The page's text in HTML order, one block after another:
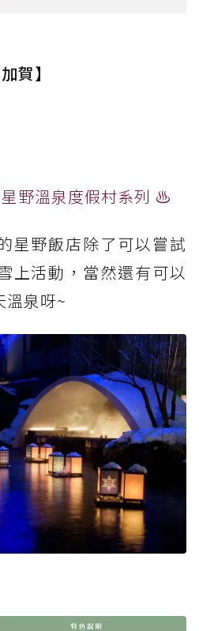
賀】
野溫泉度假村系列 ♨️
星野飯店除了可以嘗試
上活動，當然還有可以
溫泉呀~